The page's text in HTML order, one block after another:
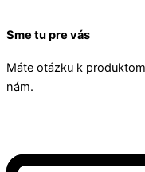
Sme tu pre vás
Máte otázku k
nám.